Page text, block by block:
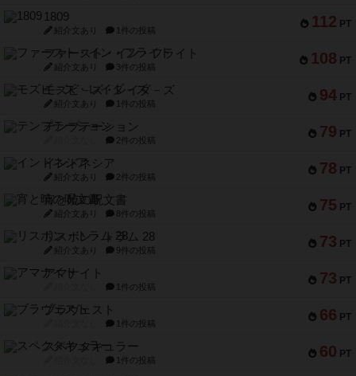
112 PT
1809
紹介文あり 1件の投稿
108 PT
ファースト・イン・フライト
紹介文あり 3件の投稿
94 PT
モズビ－ズ・レイダ－ズ
紹介文あり 1件の投稿
79 PT
テンプテーション
2件の投稿
78 PT
インドネシア
紹介文あり 2件の投稿
75 PT
宵と暁の呪文書
紹介文あり 8件の投稿
73 PT
リスボン・トラム 28
紹介文あり 9件の投稿
73 PT
アマナイト
1件の投稿
66 PT
ブラヴェスト
1件の投稿
60 PT
スペクタキュラー
1件の投稿